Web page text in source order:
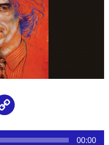
00:00